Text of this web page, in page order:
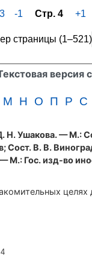
-1 Стр. 4 +1
страницы (1–521)
версия
М Н О П Р С
Н. Ушакова. — М.:
В. В.
Гос. изд-во
целях